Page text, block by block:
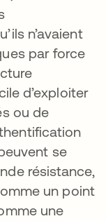
n’avaient
par force
d’exploiter
ou de
se
résistance,
un point
une